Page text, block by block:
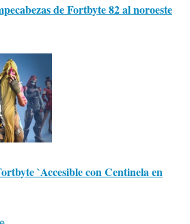
de Fortbyte 82 al noroeste
`Accesible con Centinela en